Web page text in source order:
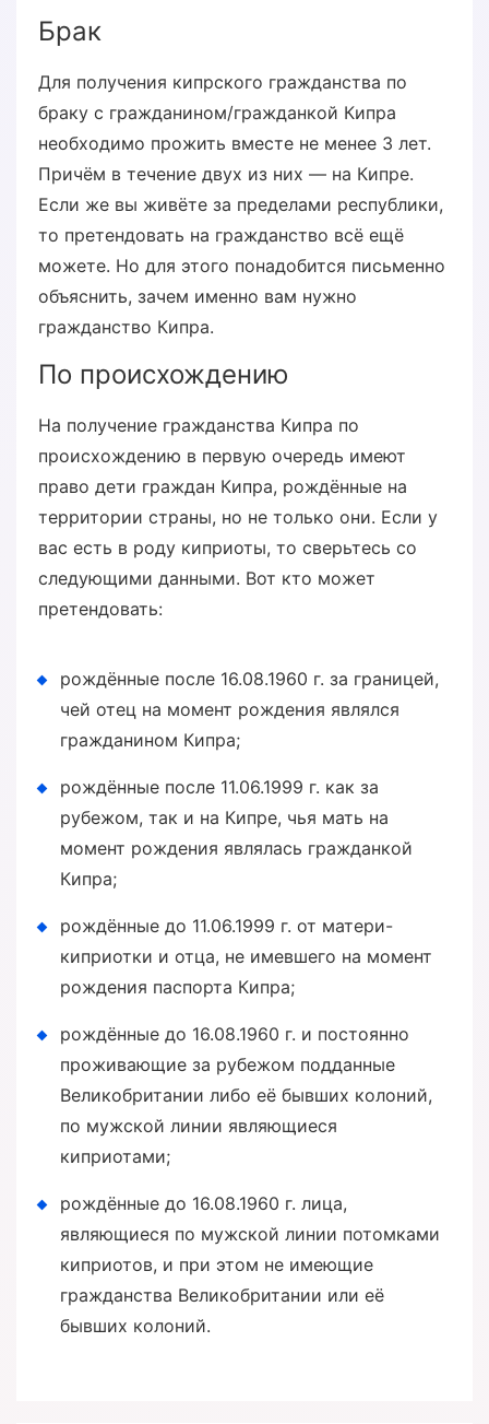
Брак
Для получения кипрского гражданства по
браку с гражданином/гражданкой Кипра
необходимо прожить вместе не менее 3 лет.
Причём в течение двух из них — на Кипре.
Если же вы живёте за пределами республики,
то претендовать на гражданство всё ещё
можете. Но для этого понадобится письменно
объяснить, зачем именно вам нужно
гражданство Кипра.
По происхождению
На получение гражданства Кипра по
происхождению в первую очередь имеют
право дети граждан Кипра, рождённые на
территории страны, но не только они. Если у
вас есть в роду киприоты, то сверьтесь со
следующими данными. Вот кто может
претендовать:
рождённые после 16.08.1960 г. за границей,
чей отец на момент рождения являлся
гражданином Кипра;
рождённые после 11.06.1999 г. как за
рубежом, так и на Кипре, чья мать на
момент рождения являлась гражданкой
Кипра;
рождённые до 11.06.1999 г. от матери-
киприотки и отца, не имевшего на момент
рождения паспорта Кипра;
рождённые до 16.08.1960 г. и постоянно
проживающие за рубежом подданные
Великобритании либо её бывших колоний,
по мужской линии являющиеся
киприотами;
рождённые до 16.08.1960 г. лица,
являющиеся по мужской линии потомками
киприотов, и при этом не имеющие
гражданства Великобритании или её
бывших колоний.